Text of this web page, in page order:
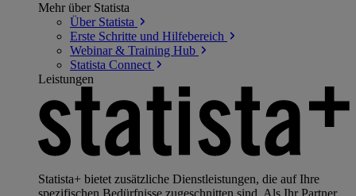
Mehr über Statista
Über Statista
Erste Schritte und Hilfebereich
Webinar & Training Hub
Statista Connect
Leistungen
Statista+ bietet zusätzliche Dienstleistungen, die auf Ihre
spezifischen Bedürfnisse zugeschnitten sind. Als Ihr Partner